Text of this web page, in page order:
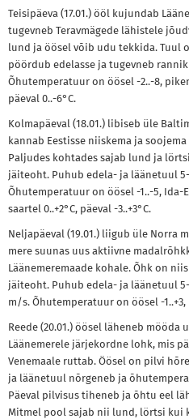
Teisipäeva (17.01.) ööl kujundab
tugevneb Teravmägede lähistele
lund ja öösel võib udu tekkida. Tuul
pöördub edelasse ja tugevneb
Õhutemperatuur on öösel -2..-8,
päeval 0..-6°C.
Kolmapäeval (18.01.) libiseb üle
kannab Eestisse niiskema ja
Paljudes kohtades sajab lund ja
jäiteoht. Puhub edela- ja läänetuul
Õhutemperatuur on öösel -1..-5,
saartel 0..+2°C, päeval -3..+3°C.
Neljapäeval (19.01.) liigub üle Norra
mere suunas uus aktiivne
Läänemeremaade kohale. Õhk on
jäiteoht. Puhub edela- ja läänetuul
m/s. Õhutemperatuur on öösel -1..+3,
Reede (20.01.) öösel läheneb
Läänemerele järjekordne lohk, mis
Venemaale ruttab. Öösel on pilvi
ja läänetuul nõrgeneb ja
Päeval pilvisus tiheneb ja õhtu eel
Mitmel pool sajab nii lund, lörtsi kui